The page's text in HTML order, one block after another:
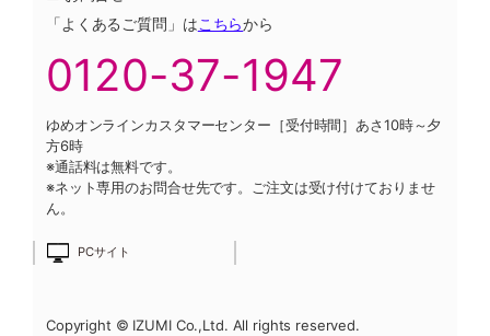
「よくあるご質問」はこちらから
0120-37-1947
ゆめオンラインカスタマーセンター［受付時間］あさ10時～夕
方6時
※通話料は無料です。
※ネット専用のお問合せ先です。ご注文は受け付けておりませ
ん。
PCサイト
Copyright © IZUMI Co.,Ltd. All rights reserved.